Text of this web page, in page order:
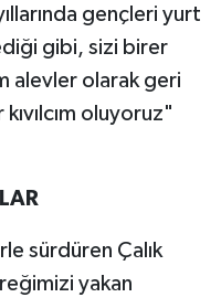
gençleri yurt
gibi, sizi birer
alevler olarak geri
oluyoruz"
sürdüren Çalık
yakan